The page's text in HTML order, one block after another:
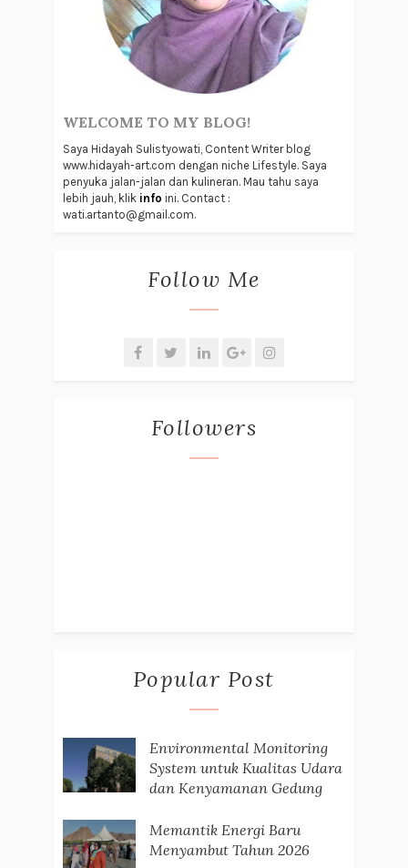
WELCOME TO MY BLOG!
Saya Hidayah Sulistyowati, Content Writer blog
www.hidayah-art.com dengan niche Lifestyle. Saya
penyuka jalan-jalan dan kulineran. Mau tahu saya
lebih jauh, klik info ini. Contact :
wati.artanto@gmail.com.
Follow Me
Followers
Popular Post
Environmental Monitoring
System untuk Kualitas Udara
dan Kenyamanan Gedung
Memantik Energi Baru
Menyambut Tahun 2026